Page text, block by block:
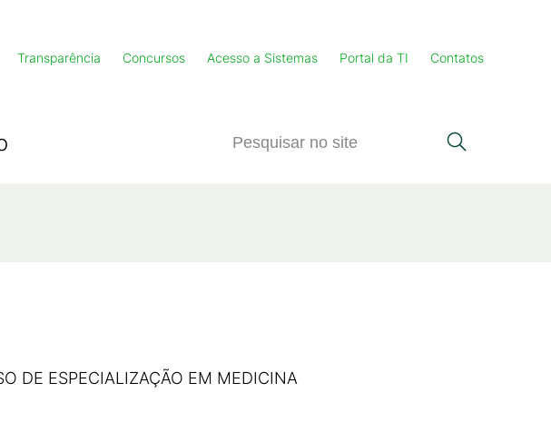
Transparência Concursos Acesso a Sistemas Portal da TI Contatos
DE ESPECIALIZAÇÃO EM MEDICINA